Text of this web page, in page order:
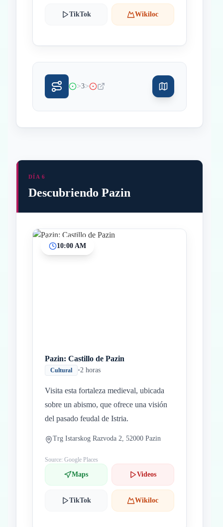
TikTok Wikiloc
>3>
DÍA 6
Descubriendo Pazin
10:00 AM
Pazin: Castillo de Pazin
Cultural •2 horas
Visita esta fortaleza medieval, ubicada
sobre un abismo, que ofrece una visión
del pasado feudal de Istria.
Trg Istarskog Razvoda 2, 52000 Pazin
Source: Google Places
Maps Videos
TikTok Wikiloc